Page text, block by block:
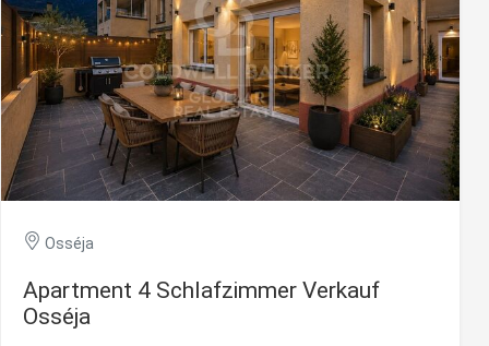
para integrarse perfectamente en el espacio, aportando
funcionalidad y modernidad, ideal tanto para el día a día
como para ocasiones especiales. La zona de noche ofrece
el máximo confort, con dos habitaciones bien distribuidas,
una de ellas con prácticos armarios empotrados. La
vivienda dispone además de dos baños completos,
pensados para garantizar comodidad y privacidad. Este
fantástico apartamento se completa con una plaza de
parking y un trastero. #ref:CBG2165
Osséja
Apartment 4 Schlafzimmer Verkauf
Osséja